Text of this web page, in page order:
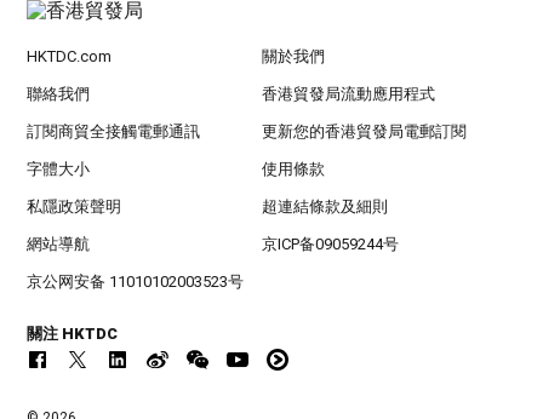
HKTDC.com 關於我們
聯絡我們 香港貿發局流動應用程式
訂閱商貿全接觸電郵通訊 更新您的香港貿發局電郵訂閱
字體大小 使用條款
私隱政策聲明 超連結條款及細則
網站導航 京ICP备09059244号
京公网安备 11010102003523号
關注 HKTDC